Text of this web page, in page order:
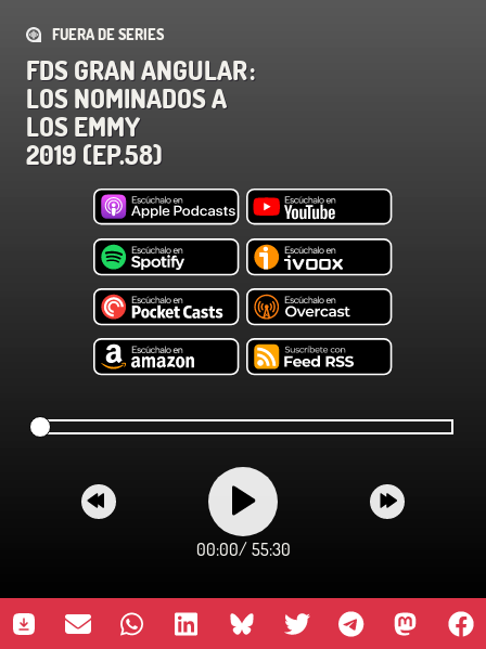
FUERA DE SERIES
FDS GRAN ANGULAR :
LOS NOMINADOS A
LOS EMMY
2019 (EP.58)
00:00/ 55:30